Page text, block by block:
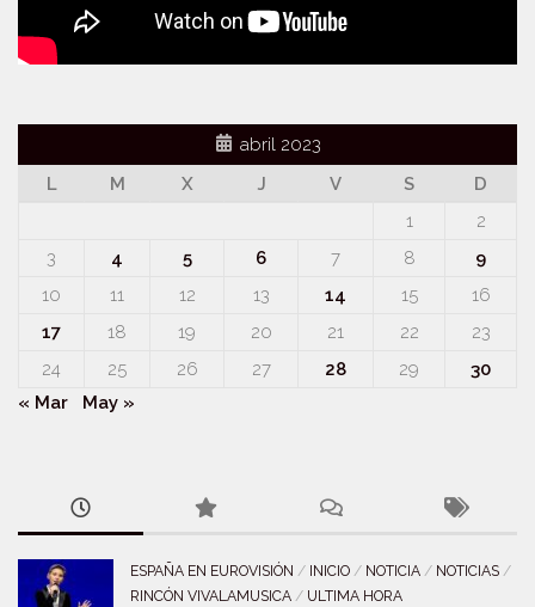
abril 2023
L
M X J V S
D
1
2
3
4 5 6 7 8
9
10
11 12 13 14 15
16
17
18 19 20 21 22
23
24
25 26 27 28 29
30
« Mar
May »
ESPAÑA EN EUROVISIÓN / INICIO / NOTICIA / NOTICIAS /
RINCÓN VIVALAMUSICA / ULTIMA HORA